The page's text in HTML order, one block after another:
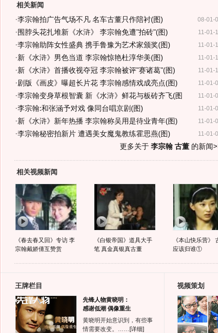
相关新闻
08-01-
·李宗翰拍广告气场不凡 名车古董只作陪衬(图)
11-01-
·围脖头花扎堆新《水浒》 李宗翰免遭"拍砖"(图)
11-01-
·李宗翰助阵女性盛典 携手鲁豫为艺术家颁奖(图)
11-01-
·新《水浒》男色当道 李宗翰惊艳杜淳华美(图)
11-01-
·新《水浒》首播收视夺冠 李宗翰被评"赛诸葛"(图)
11-01-
·剧版《画皮》曝超长片花 李宗翰感情戏成亮点(图)
11-01-
·李宗翰变身草根智囊 新《水浒》鲜花与板砖齐飞(图
11-01-
·李宗翰:和张涵予对戏 像同台唱京剧(图)
11-01-
·新《水浒》新年热播 李宗翰称吴用是待业青年(图)
11-01-
·李宗翰秘密拍新片 遭遇美女魔鬼教练霍思燕(图)
更多关于 李宗翰 古董的新闻
相关视频新闻
《春去春又回》专访 李
宗翰戴娇倩互赞赏
《白银帝国》道具大手
笔 真金真银真古董
《本山快乐营》
应该归谁①
王牌栏目
先锋人物黄晓明：
感谢低潮 偶像重生
黄晓明开始意识到，有些事
情需要改变。…… [详细]
视频策划